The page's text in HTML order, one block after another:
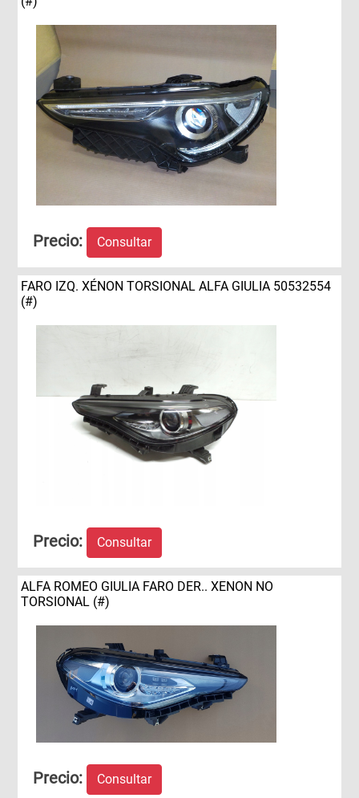
Precio: Consultar
FARO IZQ. XÉNON TORSIONAL ALFA GIULIA 50532554
(#)
Precio: Consultar
ALFA ROMEO GIULIA FARO DER.. XENON NO
TORSIONAL (#)
Precio: Consultar